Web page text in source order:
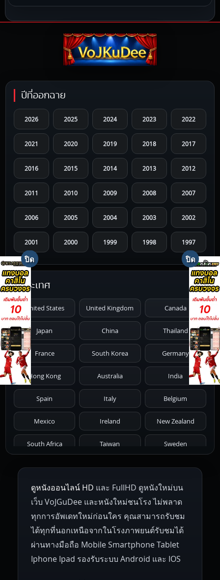
ปีที่ออกฉาย
2026 2025 2024 2023 2022
2021 2020 2019 2018 2017
2016 2015 2014 2013 2012
2011 2010 2009 2008 2007
2006 2005 2004 2003 2002
2001 2000 1999 1998 1997
1996 1995 1994 1993 1992
1991 1987
1986 1985 1984 1983 1982
1981 1980 1979 1978 1977
1976 1975 1974 1973 1972
1971 1970 1969 1968 1967
1966 1965 1964 1963 1962
1959 1955
1945 1942 1941 1940 1939
1938 1937 1930 1928 1916
ประเทศ
United States United Kingdom Canada
Japan China Thailand
France South Korea Germany
Hong Kong Australia India
Spain Italy Belgium
Mexico Ireland New Zealand
South Africa Taiwan Sweden
Netherlands Russia Poland
Hungary Denmark Bulgaria
Czech Republic Brazil Turkey
ดูหนังออนไลน์ HD และ FullHD ดูหนังใหม่บน
เว็บ VoJGuDee และหนังใหม่ชนโรง ไม่พลาด
ทุกการอัพเดทใหม่ก่อนใคร คุณสามารถรับชม
ได้ทุกที่นอกเหนือจากในโรงภาพยนต์รับชมได้
ผ่านทางมือถือ Mobile Smartphone Tablet
Iphone Ipad รองรับระบบ Android และ IOS